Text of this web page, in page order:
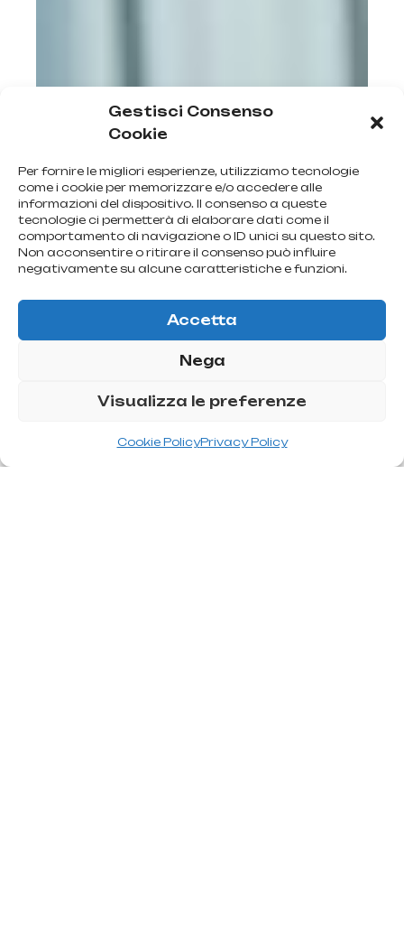
Gestisci Consenso
Cookie
Per fornire le migliori esperienze, utilizziamo tecnologie
come i cookie per memorizzare e/o accedere alle
informazioni del dispositivo. Il consenso a queste
tecnologie ci permetterà di elaborare dati come il
comportamento di navigazione o ID unici su questo sito.
Non acconsentire o ritirare il consenso può influire
negativamente su alcune caratteristiche e funzioni.
Accetta
Nega
Visualizza le preferenze
Cookie PolicyPrivacy Policy